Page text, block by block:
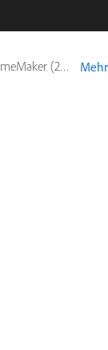
(2019 release) Mehr